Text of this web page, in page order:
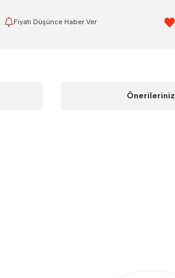
Fiyatı Düşünce Haber Ver
Önerileriniz